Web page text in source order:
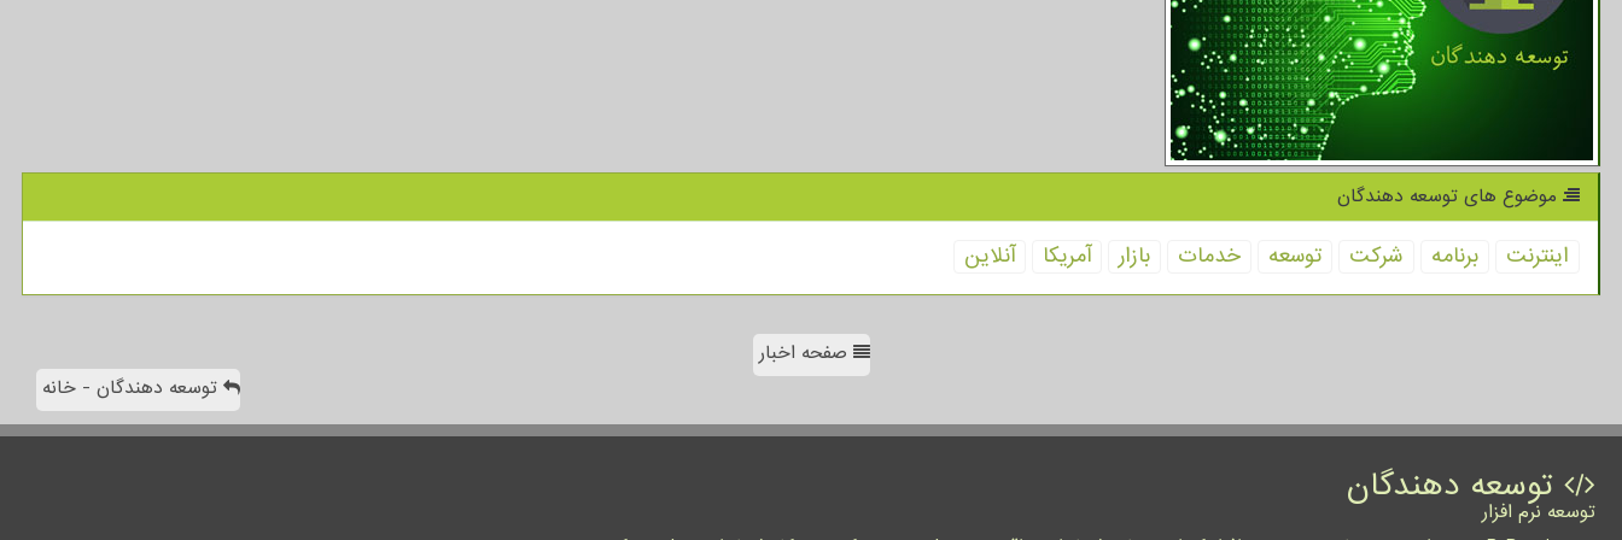
موضوع های توسعه دهندگان
اینترنت برنامه شركت توسعه خدمات بازار آمریكا آنلاین
صفحه اخبار
توسعه دهندگان - خانه
توسعه دهندگان
توسعه نرم افزار